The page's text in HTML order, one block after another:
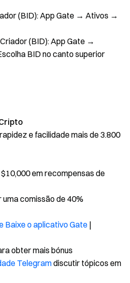
(BID): App Gate → Ativos →
(BID): App Gate →
BID no canto superior
e facilidade mais de 3.800
em recompensas de
uma comissão de 40%
Baixe o aplicativo Gate |
obter mais bónus
Telegramdiscutir tópicos em